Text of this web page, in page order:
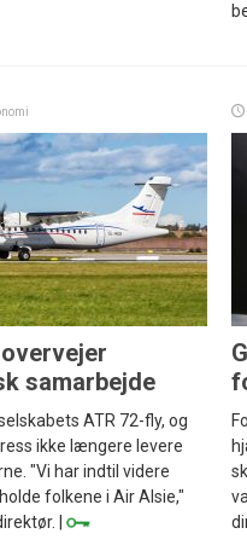
samarbejde
ATR 72-fly, og
ikke længere levere
"Vi har indtil videre
folkene i Air Alsie,"
|